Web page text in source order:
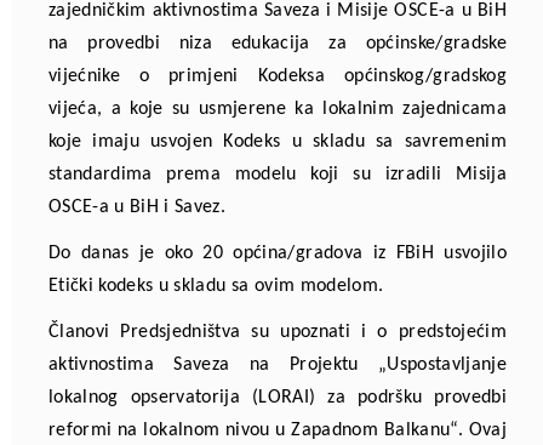
zajedničkim aktivnostima Saveza i Misije OSCE-a u BiH
na provedbi niza edukacija za općinske/gradske
vijećnike o primjeni Kodeksa općinskog/gradskog
vijeća, a koje su usmjerene ka lokalnim zajednicama
koje imaju usvojen Kodeks u skladu sa savremenim
standardima prema modelu koji su izradili Misija
OSCE-a u BiH i Savez.
Do danas je oko 20 općina/gradova iz FBiH usvojilo
Etički kodeks u skladu sa ovim modelom.
Članovi Predsjedništva su upoznati i o predstojećim
aktivnostima Saveza na Projektu „Uspostavljanje
lokalnog opservatorija (LORAI) za podršku provedbi
reformi na lokalnom nivou u Zapadnom Balkanu“. Ovaj